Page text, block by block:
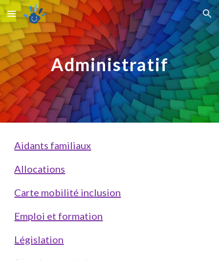
Skip to main content Skip to navigation
Administratif
Aidants familiaux
Allocations
Carte mobilité inclusion
Emploi et formation
Législation